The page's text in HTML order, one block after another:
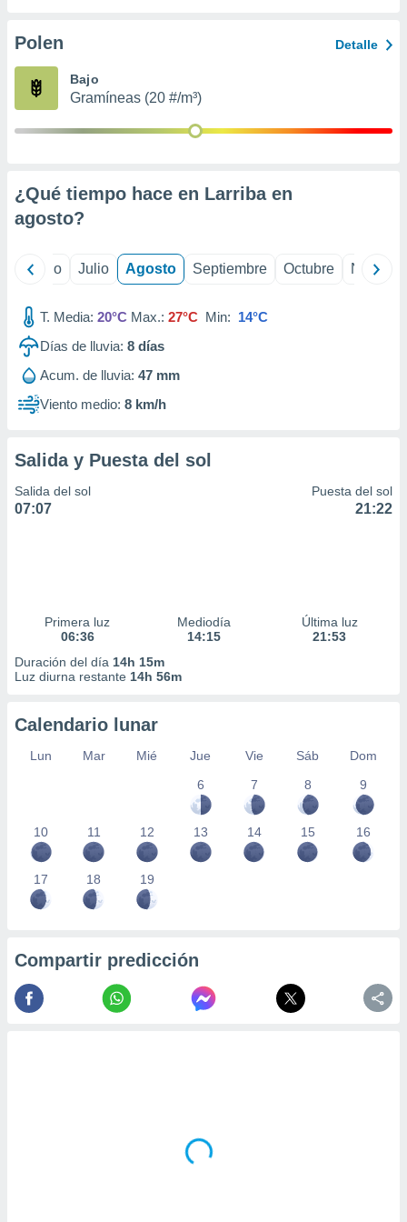
e
mediante
de
1199
Polen Detalle
Bajo
Gramíneas (20 #/m³)
¿Qué tiempo hace en Larriba en
agosto?
Junio Julio Agosto Septiembre Octubre
T. Media: 20°C Max.: 27°C Min: 14°C
Días de lluvia: 8 días
Acum. de lluvia: 47 mm
Viento medio: 8 km/h
Salida y Puesta del sol
Salida del sol
07:07
Puesta del sol
21:22
Primera luz
06:36
Mediodía
14:15
Última luz
21:53
Duración del día 14h 15m
Luz diurna restante 14h 56m
Calendario lunar
Lun Mar Mié Jue Vie Sáb
Dom
6
7 8 9
10 11 12 13 14 15 16
17 18 19
Compartir predicción